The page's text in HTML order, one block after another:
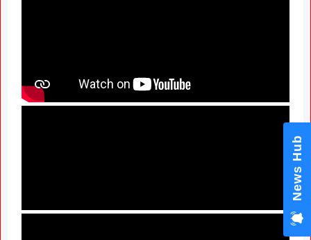
News Hub